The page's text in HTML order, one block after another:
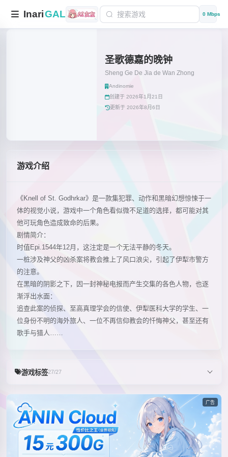
InariGAL 0 Mbps
圣歌德嘉的晚钟
Sheng Ge De Jia de Wan Zhong
Andinomie
创建于 2026年1月21日
更新于 2026年8月6日
游戏介绍
《Knell of St. Godhrkar》是一款集犯罪、动作和黑暗幻想惊悚于一
体的视觉小说，游戏中一个角色看似微不足道的选择，都可能对其
他可玩角色造成致命的后果。
剧情简介：
时值Epi.1544年12月，这注定是一个无法平静的冬天。
一桩涉及神父的凶杀案将教会推上了风口浪尖，引起了伊犁市警方
的注意。
在黑暗的阴影之下，因一封神秘电报而产生交集的各色人物，也逐
渐浮出水面：
追查此案的侦探、至高真理学会的信使、伊犁医科大学的学生、一
位身份不明的海外旅人、一位不再信仰教会的忏悔神父，甚至还有
歌手与猎人……
游戏标签27/27
广告